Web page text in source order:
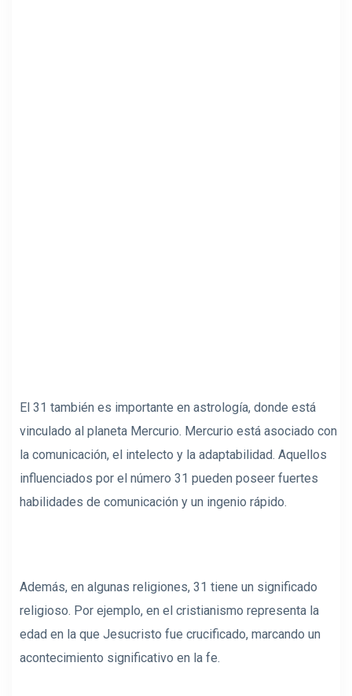
El 31 también es importante en astrología, donde está
vinculado al planeta Mercurio. Mercurio está asociado con
la comunicación, el intelecto y la adaptabilidad. Aquellos
influenciados por el número 31 pueden poseer fuertes
habilidades de comunicación y un ingenio rápido.
Además, en algunas religiones, 31 tiene un significado
religioso. Por ejemplo, en el cristianismo representa la
edad en la que Jesucristo fue crucificado, marcando un
acontecimiento significativo en la fe.